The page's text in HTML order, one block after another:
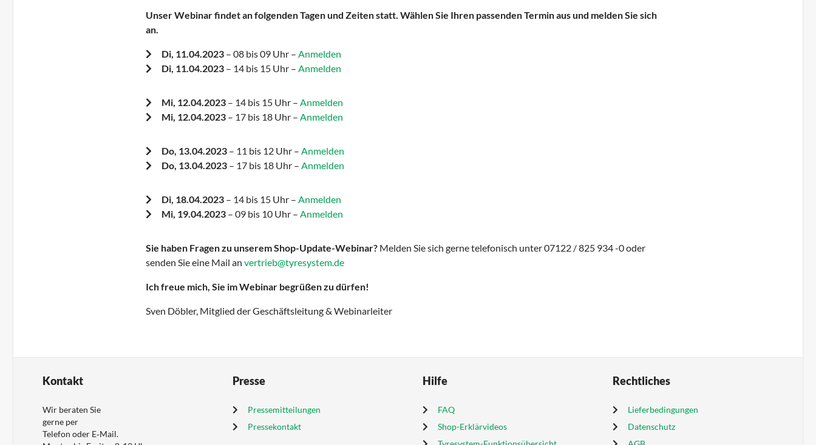
Unser Webinar findet an folgenden Tagen und Zeiten statt. Wählen Sie Ihren passenden Termin aus und melden Sie sich
an.
Di, 11.04.2023 – 08 bis 09 Uhr – Anmelden
Di, 11.04.2023 – 14 bis 15 Uhr – Anmelden
Mi, 12.04.2023 – 14 bis 15 Uhr – Anmelden
Mi, 12.04.2023 – 17 bis 18 Uhr – Anmelden
Do, 13.04.2023 – 11 bis 12 Uhr – Anmelden
Do, 13.04.2023 – 17 bis 18 Uhr – Anmelden
Di, 18.04.2023 – 14 bis 15 Uhr – Anmelden
Mi, 19.04.2023 – 09 bis 10 Uhr – Anmelden
Sie haben Fragen zu unserem Shop-Update-Webinar? Melden Sie sich gerne telefonisch unter 07122 / 825 934 -0 oder
senden Sie eine Mail an vertrieb@tyresystem.de
Ich freue mich, Sie im Webinar begrüßen zu dürfen!
Sven Döbler, Mitglied der Geschäftsleitung & Webinarleiter
Kontakt
Wir beraten Sie
gerne per
Telefon oder E‑Mail.
Presse
Pressemitteilungen
Pressekontakt
Hilfe
FAQ
Shop-Erklärvideos
Rechtliches
Lieferbedingungen
Datenschutz